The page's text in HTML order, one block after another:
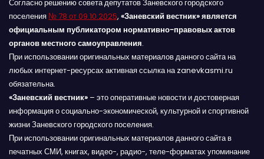
Согласно решению совета депутатов Заневского городского
поселения № 78 от 09.10.2025, «Заневский вестник» является
официальным публикатором нормативно-правовых актов
органов местного самоуправления.
При использовании оригинальных материалов данного сайта на
любых интернет-ресурсах активная ссылка на zanevkasmi.ru
обязательна.
«Заневский вестник» – это оперативные новости и достоверная
информация о социально-экономической, культурной и спортивной
жизни Заневского городского поселения.
При использовании оригинальных материалов данного сайта в
печатных СМИ, книгах, видео-, радио-, теле-форматах упоминание